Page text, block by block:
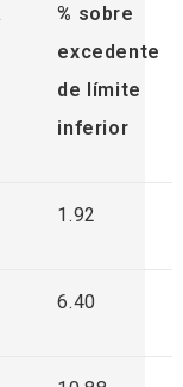
% sobre
excedente
de límite
inferior
1.92
6.40